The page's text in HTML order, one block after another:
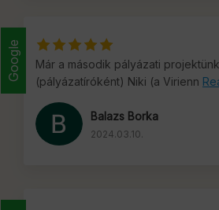
Google
Már a második pályázati
(pályázatíróként) Niki (a Virienn
Balazs Borka
2024.03.10.